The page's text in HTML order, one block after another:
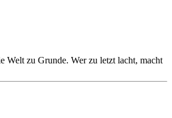
Welt zu Grunde. Wer zu letzt lacht, macht